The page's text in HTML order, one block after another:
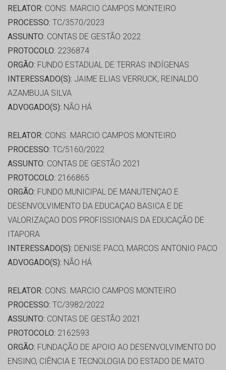
RELATOR: CONS. MARCIO CAMPOS MONTEIRO
PROCESSO: TC/3570/2023
ASSUNTO: CONTAS DE GESTÃO 2022
PROTOCOLO: 2236874
ORGÃO: FUNDO ESTADUAL DE TERRAS INDÍGENAS
INTERESSADO(S): JAIME ELIAS VERRUCK, REINALDO
AZAMBUJA SILVA
ADVOGADO(S): NÃO HÁ
RELATOR: CONS. MARCIO CAMPOS MONTEIRO
PROCESSO: TC/5160/2022
ASSUNTO: CONTAS DE GESTÃO 2021
PROTOCOLO: 2166865
ORGÃO: FUNDO MUNICIPAL DE MANUTENÇAO E
DESENVOLVIMENTO DA EDUCAÇAO BASICA E DE
VALORIZAÇAO DOS PROFISSIONAIS DA EDUCAÇÃO DE
ITAPORA
INTERESSADO(S): DENISE PACO, MARCOS ANTONIO PACO
ADVOGADO(S): NÃO HÁ
RELATOR: CONS. MARCIO CAMPOS MONTEIRO
PROCESSO: TC/3982/2022
ASSUNTO: CONTAS DE GESTÃO 2021
PROTOCOLO: 2162593
ORGÃO: FUNDAÇÃO DE APOIO AO DESENVOLVIMENTO DO
ENSINO, CIÊNCIA E TECNOLOGIA DO ESTADO DE MATO